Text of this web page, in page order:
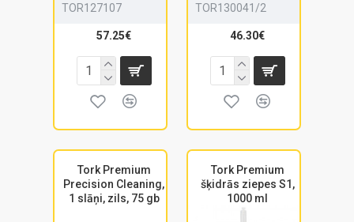
TOR127107
57.25€
TOR130041/2
46.30€
Tork Premium
Precision Cleaning,
1 slāņi, zils, 75 gb
Tork Premium
šķidrās ziepes S1,
1000 ml